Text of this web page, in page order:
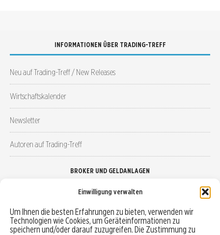
Einwilligung verwalten
Um Ihnen die besten Erfahrungen zu bieten, verwenden wir
Technologien wie Cookies, um Geräteinformationen zu
speichern und/oder darauf zuzugreifen. Die Zustimmung zu
INFORMATIONEN ÜBER TRADING-TREFF
Neu auf Trading-Treff / New Releases
Wirtschaftskalender
Newsletter
Autoren auf Trading-Treff
BROKER UND GELDANLAGEN
Robo-Advisor vergleichen